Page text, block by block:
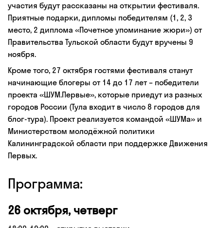
участия будут рассказаны на открытии фестиваля.
Приятные подарки, дипломы победителям (1, 2, 3
место, 2 диплома «Почетное упоминание жюри») от
Правительства Тульской области будут вручены 9
ноября.
Кроме того, 27 октября гостями фестиваля станут
начинающие блогеры от 14 до 17 лет – победители
проекта «ШУМ.Первые», которые приедут из разных
городов России (Тула входит в число 8 городов для
блог-тура). Проект реализуется командой «ШУМа» и
Министерством молодёжной политики
Калининградской области при поддержке Движения
Первых.
Программа:
26 октября, четверг